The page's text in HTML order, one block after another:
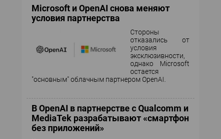
Microsoft и OpenAI снова меняют
условия партнерства
Стороны
отказались от
условия
эксклюзивности,
однако Microsoft
остается
"основным" облачным партнером OpenAI.
В OpenAI в партнерстве с Qualcomm и
MediaTek разрабатывают «смартфон
без приложений»